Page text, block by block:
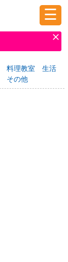
☰
料理教室
生活
その他